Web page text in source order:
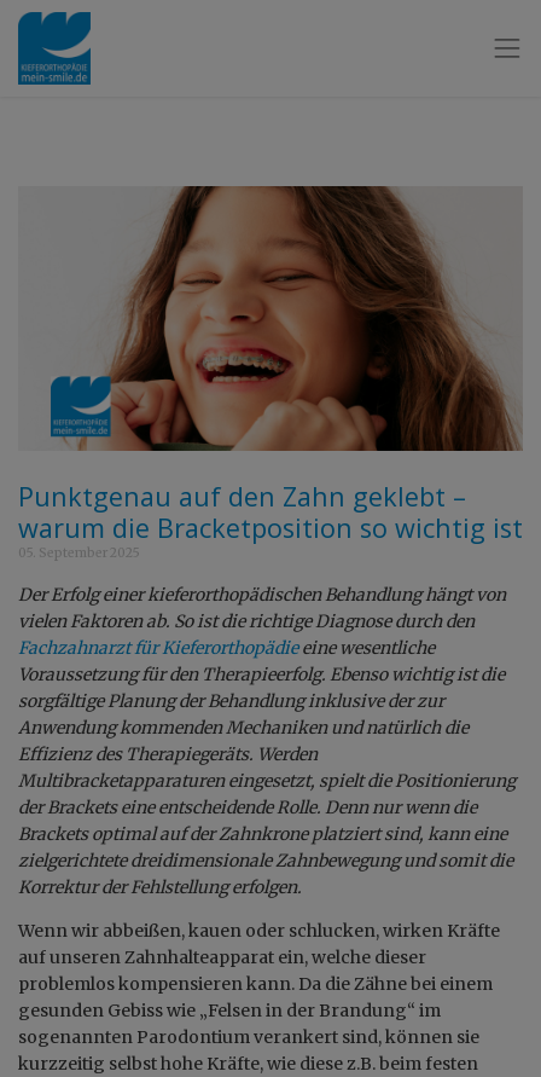
Punktgenau auf den Zahn geklebt –
warum die Bracketposition so wichtig ist
05. September 2025
Der Erfolg einer kieferorthopädischen Behandlung hängt von
vielen Faktoren ab. So ist die richtige Diagnose durch den
Fachzahnarzt für Kieferorthopädieeine wesentliche
Voraussetzung für den Therapieerfolg. Ebenso wichtig ist die
sorgfältige Planung der Behandlung inklusive der zur
Anwendung kommenden Mechaniken und natürlich die
Effizienz des Therapiegeräts. Werden
Multibracketapparaturen eingesetzt, spielt die Positionierung
der Brackets eine entscheidende Rolle. Denn nur wenn die
Brackets optimal auf der Zahnkrone platziert sind, kann eine
zielgerichtete dreidimensionale Zahnbewegung und somit die
Korrektur der Fehlstellung erfolgen.
Wenn wir abbeißen, kauen oder schlucken, wirken Kräfte
auf unseren Zahnhalteapparat ein, welche dieser
problemlos kompensieren kann. Da die Zähne bei einem
gesunden Gebiss wie „Felsen in der Brandung“ im
sogenannten Parodontium verankert sind, können sie
kurzzeitig selbst hohe Kräfte, wie diese z.B. beim festen